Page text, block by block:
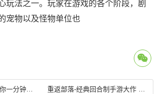
玩法之一。玩家在游戏的各个阶段，剧
宠物以及怪物单位也
暴力版石器开学了 带你一分钟玩转《重返部落》 18183手机游戏第一门户 重返部落-经典回合制手游大作 新手攻略